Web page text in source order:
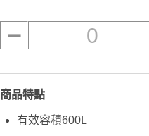
0
商品特點
有效容積600L